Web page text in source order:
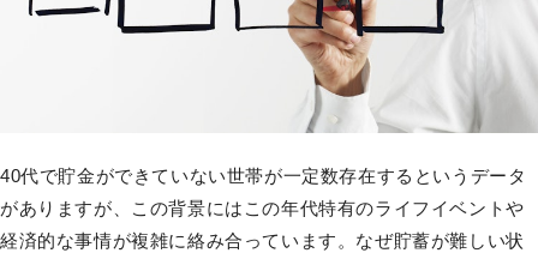
40代で貯金ができていない世帯が一定数存在するというデータ
がありますが、この背景にはこの年代特有のライフイベントや
経済的な事情が複雑に絡み合っています。なぜ貯蓄が難しい状